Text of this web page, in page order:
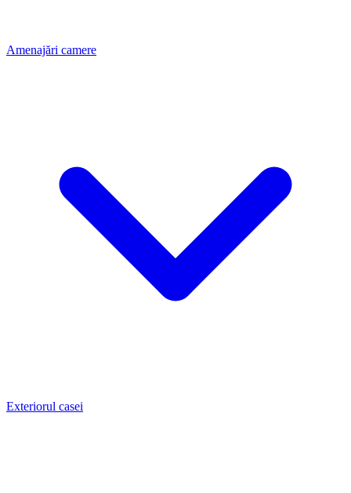
Amenajări camere
Exteriorul casei